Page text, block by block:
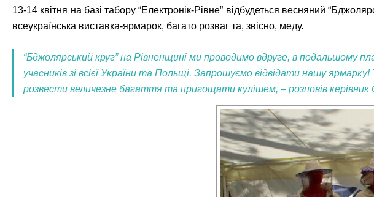
13-14 квітня на базі табору “Електронік-Рівне” відбудеться весняний
всеукраїнська виставка-ярмарок, багато розваг та, звісно, меду.
“Бджолярський круг” на Рівненщині ми проводимо вдруге, в подальшому
учасників зі всієї України та Польщі. Запрошуємо відвідати нашу
розвести величезне багаття та пригощати кулішем, – розповів керівник